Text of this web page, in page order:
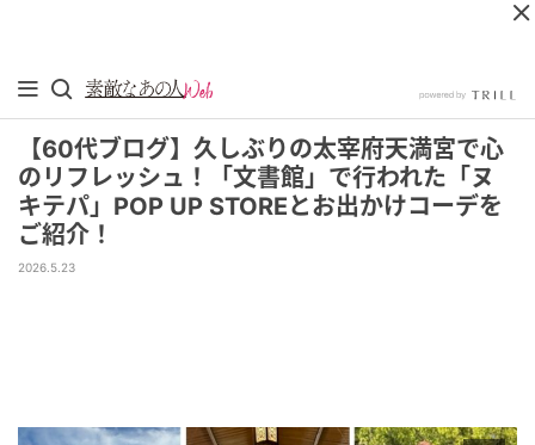
【60代ブログ】久しぶりの太宰府天満宮で心
のリフレッシュ！「文書館」で行われた「ヌ
キテパ」POP UP STOREとお出かけコーデを
ご紹介！
2026.5.23